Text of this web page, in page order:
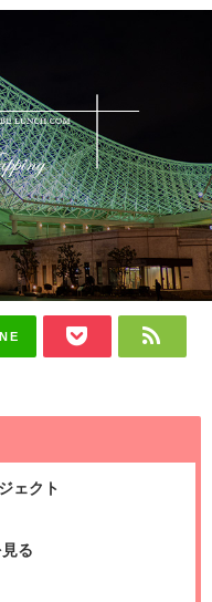
ェクト
る